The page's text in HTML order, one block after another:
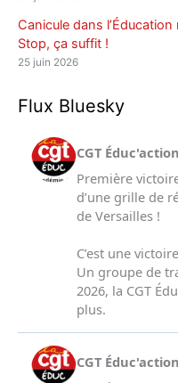
Canicule dans
Stop, ça suffit !
25 juin 2026
Flux Bluesky